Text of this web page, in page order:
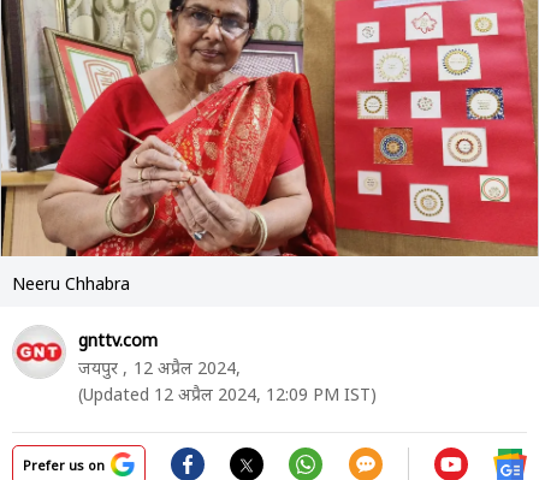
Neeru Chhabra
gnttv.com
जयपुर , 12 अप्रैल 2024,
(Updated 12 अप्रैल 2024, 12:09 PM IST)
Prefer us on